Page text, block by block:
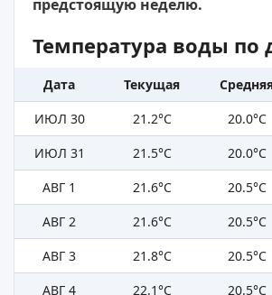
предстоящую неделю.
Температура воды по
Дата Текущая
ИЮЛ 30
21.2°C
20.0°C
ИЮЛ 31
21.5°C
20.0°C
АВГ 1
21.6°C
20.5°C
АВГ 2
21.6°C
20.5°C
АВГ 3
21.8°C
20.5°C
АВГ 4
22.1°C 20.5°C